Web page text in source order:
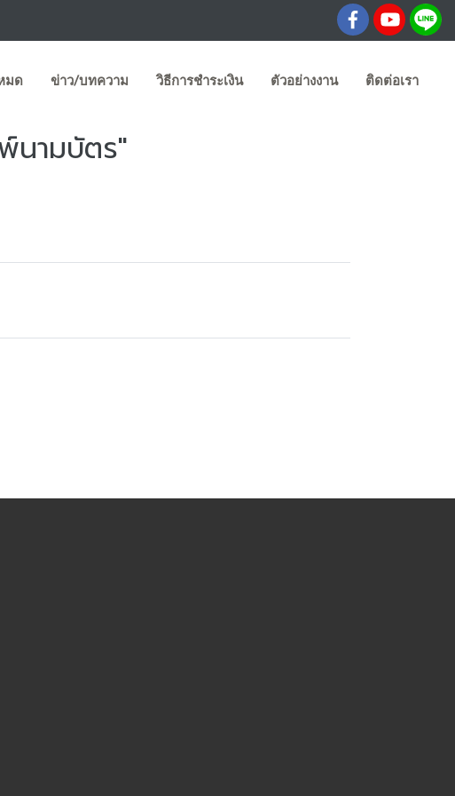
มด ข่าว/บทความ วิธีการชำระเงิน ตัวอย่างงาน ติดต่อเรา
นามบัตร"